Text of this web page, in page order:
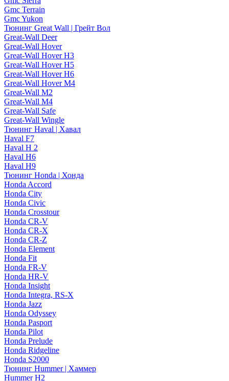
Gmc Terrain
Gmc Yukon
Тюнинг Great Wall | Грейт Вол
Great-Wall Deer
Great-Wall Hover
Great-Wall Hover H3
Great-Wall Hover H5
Great-Wall Hover H6
Great-Wall Hover M4
Great-Wall M2
Great-Wall M4
Great-Wall Safe
Great-Wall Wingle
Тюнинг Haval | Хавал
Haval F7
Haval H 2
Haval H6
Haval H9
Тюнинг Honda | Хонда
Honda Accord
Honda City
Honda Civic
Honda Crosstour
Honda CR-V
Honda CR-X
Honda CR-Z
Honda Element
Honda Fit
Honda FR-V
Honda HR-V
Honda Insight
Honda Integra, RS-X
Honda Jazz
Honda Odyssey
Honda Pasport
Honda Pilot
Honda Prelude
Honda Ridgeline
Honda S2000
Тюнинг Hummer | Хаммер
Hummer H2